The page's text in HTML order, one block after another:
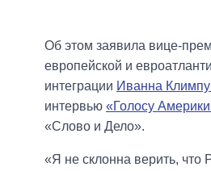
Об этом заявила вице-
европейской и
интеграции Иванна
интервью «Голосу
«Слово и Дело».
«Я не склонна верить, что